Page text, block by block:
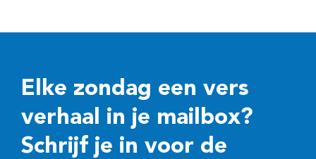
Elke zondag een vers
verhaal in je mailbox?
Schrijf je in voor de